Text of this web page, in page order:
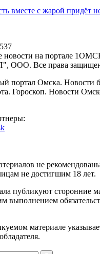
вместе с жарой придёт
новости на портале
ООО. Все права
портал Омска. Новости
Гороскоп. Новости
не
не достигшим 18 лет.
публикуют сторонние
выполнением
материале